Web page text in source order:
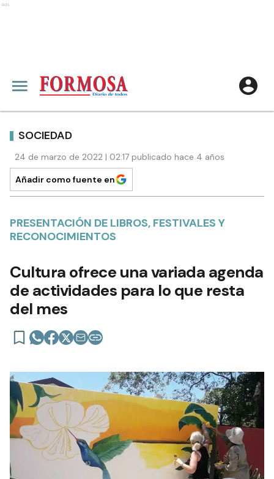
Ads
SOCIEDAD
24 de marzo de 2022 | 02:17 publicado hace 4 años
Añadir como fuente en
PRESENTACIÓN DE LIBROS, FESTIVALES Y
RECONOCIMIENTOS
Cultura ofrece una variada agenda
de actividades para lo que resta
del mes